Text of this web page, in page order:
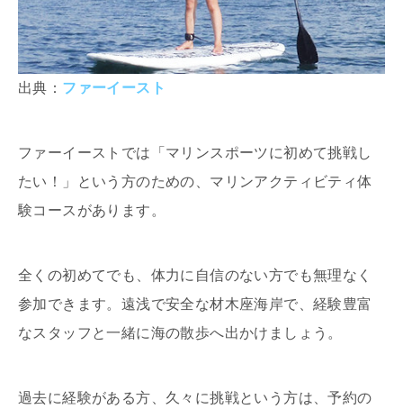
出典： ファーイースト
ファーイーストでは「マリンスポーツに初めて挑戦し
たい！」という方のための、マリンアクティビティ体
験コースがあります。
全くの初めてでも、体力に自信のない方でも無理なく
参加できます。遠浅で安全な材木座海岸で、経験豊富
なスタッフと一緒に海の散歩へ出かけましょう。
過去に経験がある方、久々に挑戦という方は、予約の